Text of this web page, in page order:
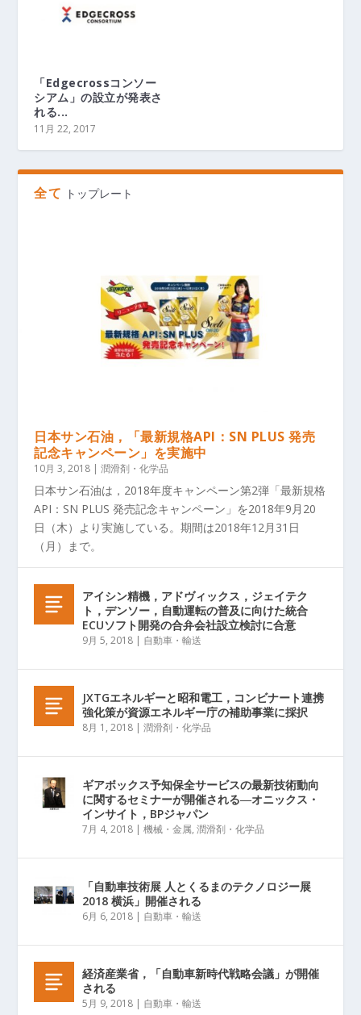
「Edgecrossコンソー
シアム」の設立が発表さ
れる...
11月 22, 2017
全て トップレート
日本サン石油，「最新規格API：SN PLUS 発売
記念キャンペーン」を実施中
10月 3, 2018 |潤滑剤・化学品
日本サン石油は，2018年度キャンペーン第2弾「最新規格
API：SN PLUS 発売記念キャンペーン」を2018年9月20
日（木）より実施している。期間は2018年12月31日
（月）まで。
アイシン精機，アドヴィックス，ジェイテク
ト，デンソー，自動運転の普及に向けた統合
ECUソフト開発の合弁会社設立検討に合意
9月 5, 2018 | 自動車・輸送
JXTGエネルギーと昭和電工，コンビナート連携
強化策が資源エネルギー庁の補助事業に採択
8月 1, 2018 |潤滑剤・化学品
ギアボックス予知保全サービスの最新技術動向
に関するセミナーが開催される―オニックス・
インサイト，BPジャパン
7月 4, 2018 |機械・金属,潤滑剤・化学品
「自動車技術展 人とくるまのテクノロジー展
2018 横浜」開催される
6月 6, 2018 | 自動車・輸送
経済産業省，「自動車新時代戦略会議」が開催
される
5月 9, 2018 | 自動車・輸送